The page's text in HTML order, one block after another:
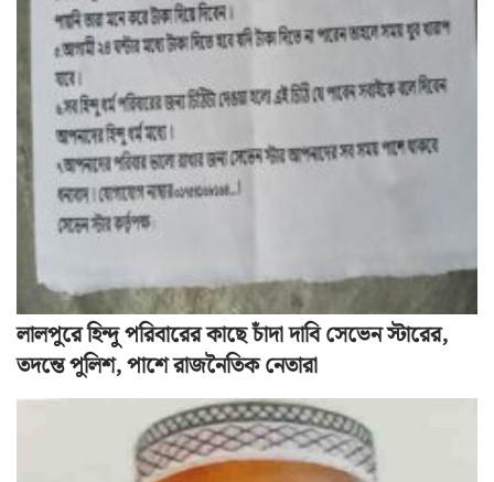
লালপুরে হিন্দু পরিবারের কাছে চাঁদা দাবি সেভেন স্টারের,
তদন্তে পুলিশ, পাশে রাজনৈতিক নেতারা